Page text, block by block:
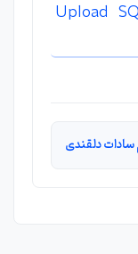
Upload
سادات دلقندی